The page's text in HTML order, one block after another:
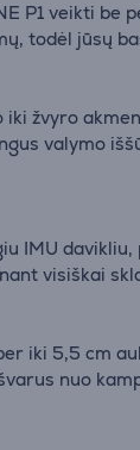
P1 veikti
todėl jūsų
žvyro
valymo
IMU
visiškai
iki 5,5 cm
nuo